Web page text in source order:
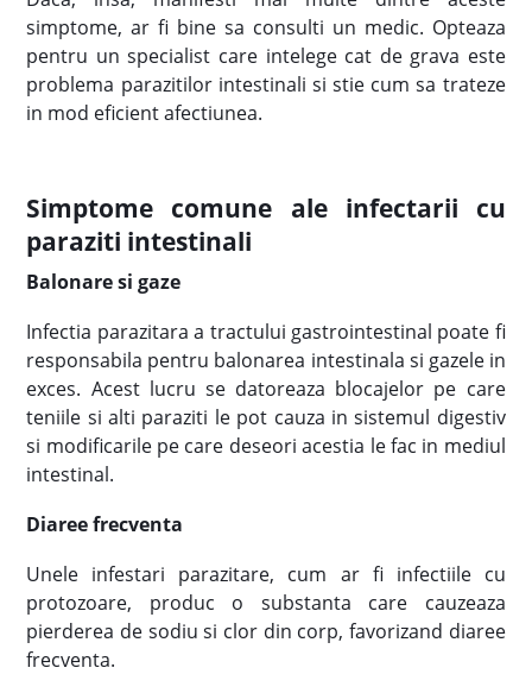
simptome, ar fi bine sa consulti un medic. Opteaza
pentru un specialist care intelege cat de grava este
problema parazitilor intestinali si stie cum sa trateze
in mod eficient afectiunea.
Simptome comune ale infectarii cu
paraziti intestinali
Balonare si gaze
Infectia parazitara a tractului gastrointestinal poate fi
responsabila pentru balonarea intestinala si gazele in
exces. Acest lucru se datoreaza blocajelor pe care
teniile si alti paraziti le pot cauza in sistemul digestiv
si modificarile pe care deseori acestia le fac in mediul
intestinal.
Diaree frecventa
Unele infestari parazitare, cum ar fi infectiile cu
protozoare, produc o substanta care cauzeaza
pierderea de sodiu si clor din corp, favorizand diaree
frecventa.